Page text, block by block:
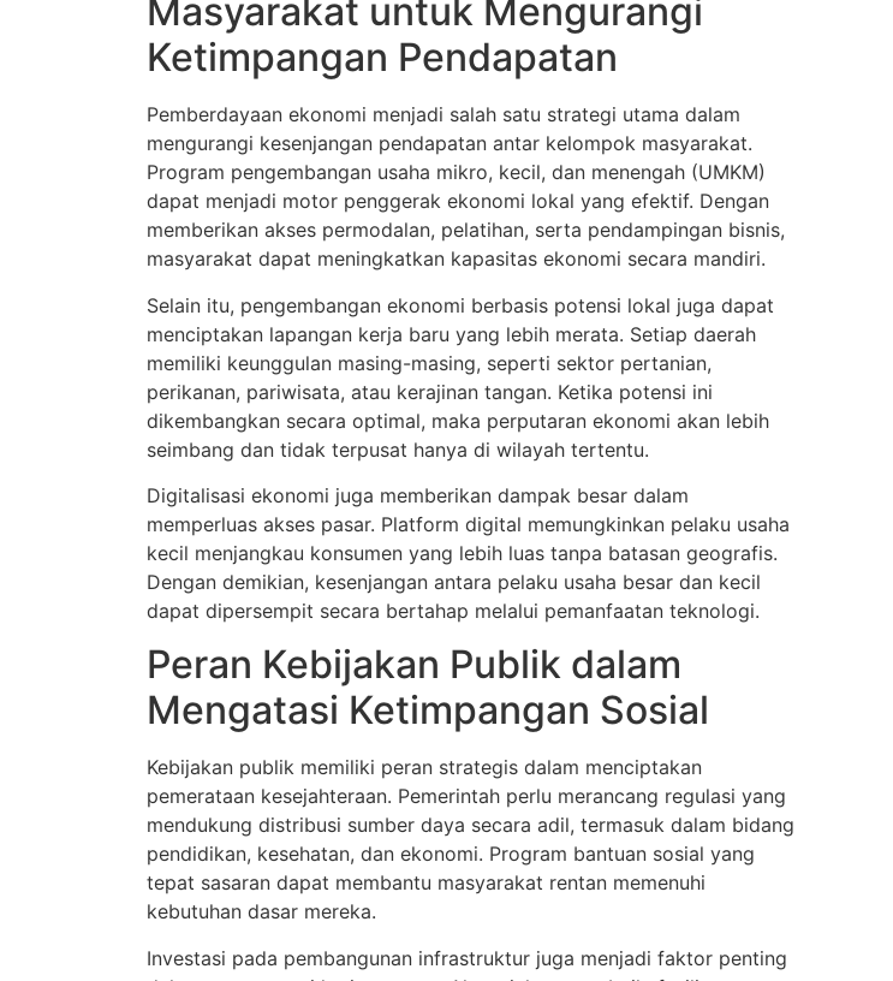
Masyarakat untuk Mengurangi
Ketimpangan Pendapatan
Pemberdayaan ekonomi menjadi salah satu strategi utama dalam
mengurangi kesenjangan pendapatan antar kelompok masyarakat.
Program pengembangan usaha mikro, kecil, dan menengah (UMKM)
dapat menjadi motor penggerak ekonomi lokal yang efektif. Dengan
memberikan akses permodalan, pelatihan, serta pendampingan bisnis,
masyarakat dapat meningkatkan kapasitas ekonomi secara mandiri.
Selain itu, pengembangan ekonomi berbasis potensi lokal juga dapat
menciptakan lapangan kerja baru yang lebih merata. Setiap daerah
memiliki keunggulan masing-masing, seperti sektor pertanian,
perikanan, pariwisata, atau kerajinan tangan. Ketika potensi ini
dikembangkan secara optimal, maka perputaran ekonomi akan lebih
seimbang dan tidak terpusat hanya di wilayah tertentu.
Digitalisasi ekonomi juga memberikan dampak besar dalam
memperluas akses pasar. Platform digital memungkinkan pelaku usaha
kecil menjangkau konsumen yang lebih luas tanpa batasan geografis.
Dengan demikian, kesenjangan antara pelaku usaha besar dan kecil
dapat dipersempit secara bertahap melalui pemanfaatan teknologi.
Peran Kebijakan Publik dalam
Mengatasi Ketimpangan Sosial
Kebijakan publik memiliki peran strategis dalam menciptakan
pemerataan kesejahteraan. Pemerintah perlu merancang regulasi yang
mendukung distribusi sumber daya secara adil, termasuk dalam bidang
pendidikan, kesehatan, dan ekonomi. Program bantuan sosial yang
tepat sasaran dapat membantu masyarakat rentan memenuhi
kebutuhan dasar mereka.
Investasi pada pembangunan infrastruktur juga menjadi faktor penting